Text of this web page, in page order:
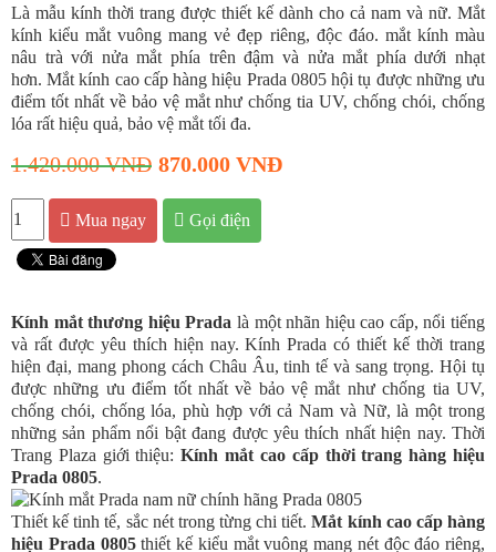
Đồng hồ Orient
Đồng hồ Citizen
Đồng hồ Omega
Đồng hồ Vacheron Constantin
Đồng hồ Burberry
Đồng hồ Mido
Đồng hồ Rado
Đồng hồ nữ
Đồng hồ Rolex nữ
Đồng hồ nữ Chopard
Đồng hồ Longines nữ
Đồng hồ Richard Mille nữ
Đồng hồ Michael Kors nữ
Đồng hồ Patek Philippe nữ
Là mẫu kính thời trang được thiết kế dành cho cả nam và nữ. Mắt
kính kiểu mắt vuông mang vẻ đẹp riêng, độc đáo. mắt kính màu
nâu trà với nửa mắt phía trên đậm và nửa mắt phía dưới nhạt
hơn. Mắt kính cao cấp hàng hiệu Prada 0805 hội tụ được những ưu
điểm tốt nhất về bảo vệ mắt như chống tia UV, chống chói, chống
lóa rất hiệu quả, bảo vệ mắt tối đa.
1.420.000 VNĐ 870.000 VNĐ
Mua ngay Gọi điện
Kính mắt thương hiệu Prada là một nhãn hiệu cao cấp, nổi tiếng
và rất được yêu thích hiện nay. Kính Prada có thiết kế thời trang
hiện đại, mang phong cách Châu Âu, tinh tế và sang trọng. Hội tụ
được những ưu điểm tốt nhất về bảo vệ mắt như chống tia UV,
chống chói, chống lóa, phù hợp với cả Nam và Nữ, là một trong
những sản phẩm nổi bật đang được yêu thích nhất hiện nay. Thời
Trang Plaza giới thiệu:Kính mắt cao cấp thời trang hàng hiệu
Prada 0805.
Thiết kế tinh tế, sắc nét trong từng chi tiết.Mắt kính cao cấp hàng
hiệu Prada 0805thiết kế kiểu mắt vuông mang nét độc đáo riêng,